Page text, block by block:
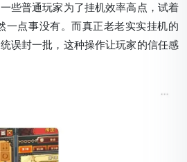
些普通玩家为了挂机效率高点，试着
一点事没有。而真正老老实实挂机的
误封一批，这种操作让玩家的信任感